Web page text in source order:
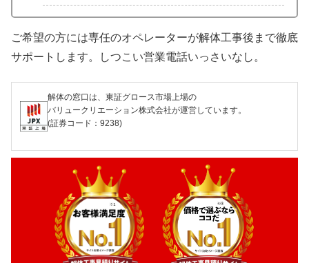
ご希望の方には専任のオペレーターが解体工事後まで徹底
サポートします。しつこい営業電話いっさいなし。
解体の窓口は、東証グロース市場上場の
バリュークリエーション株式会社が運営しています。
(証券コード：9238)